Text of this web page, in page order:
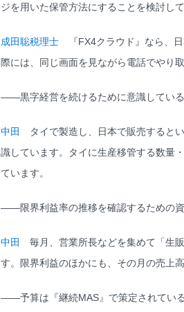
ジを用いた保管方法にすることを検討し
成田聡税理士 『FX4クラウド』なら、日
際には、同じ画面を見ながら電話でやり
――黒字経営を続けるために意識している
中田
タイで製造し、日本で販売すると
識しています。タイに生産移管する数量
ています。
――限界利益率の推移を確認するための資
中田
毎月、営業所長などを集めて「生
す。限界利益のほかにも、その月の売上
――予算は『継続MAS』で策定されている